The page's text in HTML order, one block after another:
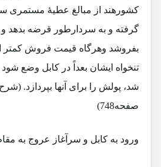
کشورهند از مبالغ عطیۀ مستمری
گرفته و به سردارطور قرضه بدهد و
بفروشد وهرگاه قیمت فروش کمتر
تنخواه ایشان بعداً در کابل وضع شود
شد، پولش را برای آنها بپردازد.
صفحه748)
ورود به کابل و سرآغاز عروج به